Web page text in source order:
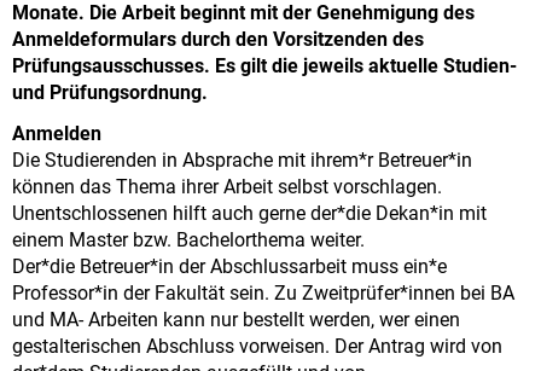
Monate. Die Arbeit beginnt mit der Genehmigung des
Anmeldeformulars durch den Vorsitzenden des
Prüfungsausschusses. Es gilt die jeweils aktuelle Studien-
und Prüfungsordnung.
Anmelden
Die Studierenden in Absprache mit ihrem*r Betreuer*in
können das Thema ihrer Arbeit selbst vorschlagen.
Unentschlossenen hilft auch gerne der*die Dekan*in mit
einem Master bzw. Bachelorthema weiter.
Der*die Betreuer*in der Abschlussarbeit muss ein*e
Professor*in der Fakultät sein. Zu Zweitprüfer*innen bei BA
und MA- Arbeiten kann nur bestellt werden, wer einen
gestalterischen Abschluss vorweisen. Der Antrag wird von